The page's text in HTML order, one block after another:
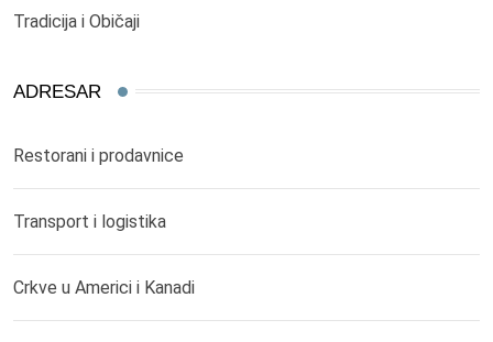
Tradicija i Običaji
ADRESAR
Restorani i prodavnice
Transport i logistika
Crkve u Americi i Kanadi